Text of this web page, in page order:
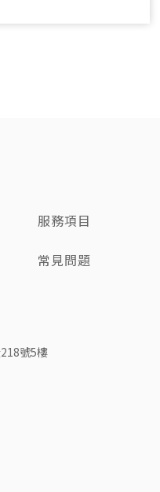
服務項目
常見問題
號5樓